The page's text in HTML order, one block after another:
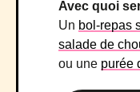
Avec quoi
Un bol-repas
salade de
ou une purée